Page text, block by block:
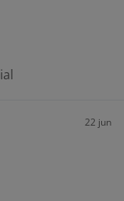
22 jun